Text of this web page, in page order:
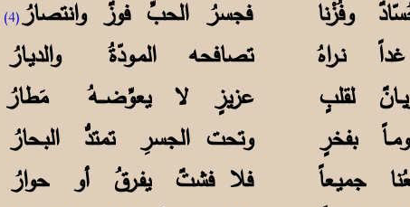
وفُزْنا فجسرُ الحبِّ فوزٌ وانتصارُ(4)
غداً نـراهُ تصافحه المـودّةُ والديـارُ
لقلبٍ عزيزٍ لا يعوِّضـــهُ مَطارُ
بفخرٍ وتحت الجسرِ تمتدُّ البـحارُ
جميـعاً فلا فشتٌ يفـرقُ أو حوارُ